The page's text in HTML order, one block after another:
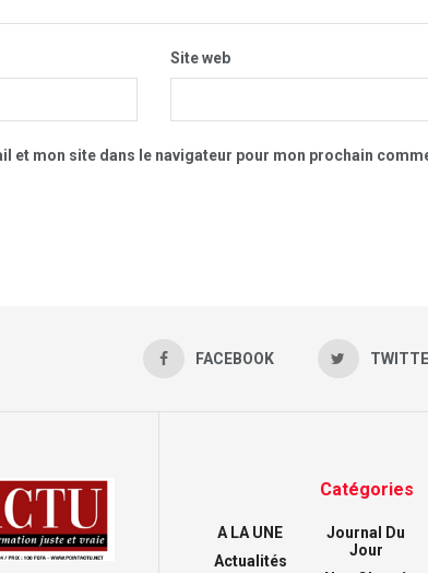
Site web
et mon site dans le navigateur pour mon prochain
FACEBOOK
Catégories
A LA UNE
Actualités
Journal Du
Jour